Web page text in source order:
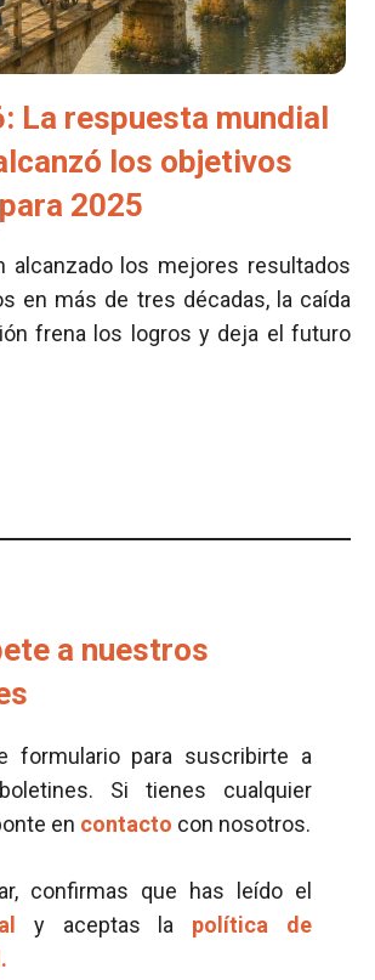
La respuesta mundial
los objetivos
2025
alcanzado los mejores resultados
en más de tres décadas, la caída
frena los logros y deja el futuro
a nuestros
formulario para suscribirte a
Si tienes cualquier
en contacto con nosotros.
confirmas que has leído el
y aceptas la política de